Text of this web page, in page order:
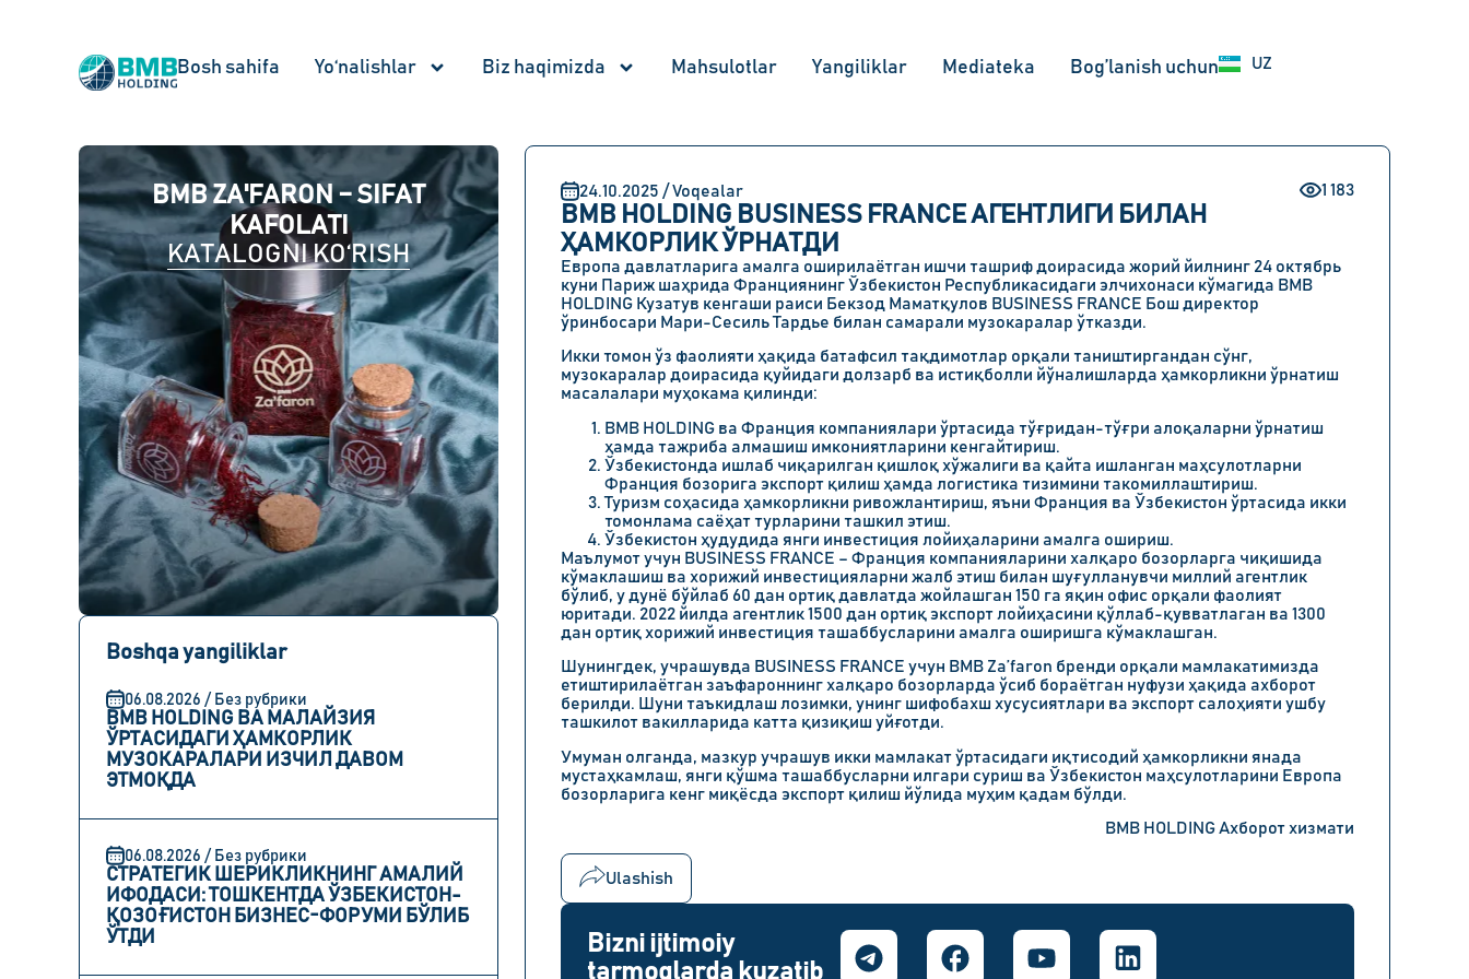
Bosh sahifa Yo‘nalishlar Biz haqimizda Mahsulotlar Yangiliklar Mediateka Bog’lanish uchun UZ
RU
BMB ZA'FARON – SIFAT
KAFOLATI
KATALOGNI KO‘RISH
Boshqa yangiliklar
06.08.2026 / Без рубрики
BMB HOLDING ВА МАЛАЙЗИЯ
ЎРТАСИДАГИ ҲАМКОРЛИК
МУЗОКАРАЛАРИ ИЗЧИЛ ДАВОМ
ЭТМОҚДА
06.08.2026 / Без рубрики
СТРАТЕГИК ШЕРИКЛИКНИНГ АМАЛИЙ
ИФОДАСИ: ТОШКЕНТДА ЎЗБЕКИСТОН-
ҚОЗОҒИСТОН БИЗНЕС-ФОРУМИ БЎЛИБ
ЎТДИ
24.10.2025 / Voqealar 1 183
BMB HOLDING BUSINESS FRANCE АГЕНТЛИГИ БИЛАН
ҲАМКОРЛИК ЎРНАТДИ
Европа давлатларига амалга оширилаётган ишчи ташриф доирасида жорий йилнинг 24 октябрь
куни Париж шаҳрида Франциянинг Ўзбекистон Республикасидаги элчихонаси кўмагида BMB
HOLDING Кузатув кенгаши раиси Бекзод Маматқулов BUSINESS FRANCE Бош директор
ўринбосари Мари-Сесиль Тардье билан самарали музокаралар ўтказди.
Икки томон ўз фаолияти ҳақида батафсил тақдимотлар орқали таништиргандан сўнг,
музокаралар доирасида қуйидаги долзарб ва истиқболли йўналишларда ҳамкорликни ўрнатиш
масалалари муҳокама қилинди:
BMB HOLDING ва Франция компаниялари ўртасида тўғридан-тўғри алоқаларни ўрнатиш
ҳамда тажриба алмашиш имкониятларини кенгайтириш.
Ўзбекистонда ишлаб чиқарилган қишлоқ хўжалиги ва қайта ишланган маҳсулотларни
Франция бозорига экспорт қилиш ҳамда логистика тизимини такомиллаштириш.
Туризм соҳасида ҳамкорликни ривожлантириш, яъни Франция ва Ўзбекистон ўртасида икки
томонлама саёҳат турларини ташкил этиш.
Ўзбекистон ҳудудида янги инвестиция лойиҳаларини амалга ошириш.
Маълумот учун BUSINESS FRANCE – Франция компанияларини халқаро бозорларга чиқишида
кўмаклашиш ва хорижий инвестицияларни жалб этиш билан шуғулланувчи миллий агентлик
бўлиб, у дунё бўйлаб 60 дан ортиқ давлатда жойлашган 150 га яқин офис орқали фаолият
юритади. 2022 йилда агентлик 1500 дан ортиқ экспорт лойиҳасини қўллаб-қувватлаган ва 1300
дан ортиқ хорижий инвестиция ташаббусларини амалга оширишга кўмаклашган.
Шунингдек, учрашувда BUSINESS FRANCE учун BMB Za’faron бренди орқали мамлакатимизда
етиштирилаётган заъфароннинг халқаро бозорларда ўсиб бораётган нуфузи ҳақида ахборот
берилди. Шуни таъкидлаш лозимки, унинг шифобахш хусусиятлари ва экспорт салоҳияти ушбу
ташкилот вакилларида катта қизиқиш уйғотди.
Умуман олганда, мазкур учрашув икки мамлакат ўртасидаги иқтисодий ҳамкорликни янада
мустаҳкамлаш, янги қўшма ташаббусларни илгари суриш ва Ўзбекистон маҳсулотларини Европа
бозорларига кенг миқёсда экспорт қилиш йўлида муҳим қадам бўлди.
BMB HOLDING Ахборот хизмати
Ulashish
Bizni ijtimoiy
tarmoqlarda kuzatib